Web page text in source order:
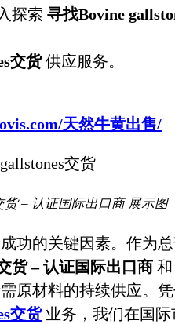
探索 寻找Bovine
交货供应服务。
天然牛黄出售/
货 – 认证国际出口商 展示图
功的关键因素。作为
货 – 认证国际出口商 和
原材料的持续供应。
交货业务，我们在国际